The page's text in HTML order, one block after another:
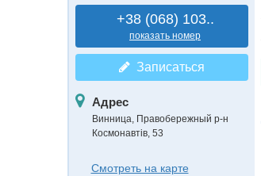
+38 (068) 103..
показать номер
Записаться
Адрес
Винница, Правобережный р-н
Космонавтів, 53
Смотреть на карте